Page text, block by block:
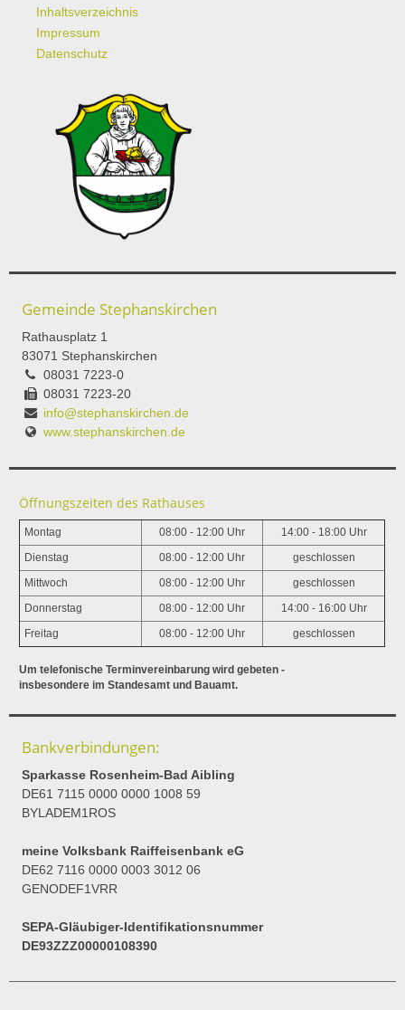
Inhaltsverzeichnis
Impressum
Datenschutz
Gemeinde Stephanskirchen
Rathausplatz 1
83071 Stephanskirchen
08031 7223-0
08031 7223-20
info@stephanskirchen.de
www.stephanskirchen.de
Öffnungszeiten des Rathauses
Montag 08:00 - 12:00 Uhr 14:00 - 18:00 Uhr
Dienstag 08:00 - 12:00 Uhr geschlossen
Mittwoch 08:00 - 12:00 Uhr geschlossen
Donnerstag 08:00 - 12:00 Uhr 14:00 - 16:00 Uhr
Freitag 08:00 - 12:00 Uhr geschlossen
Um telefonische Terminvereinbarung wird gebeten -
insbesondere im Standesamt und Bauamt.
Bankverbindungen:
Sparkasse Rosenheim-Bad Aibling
DE61 7115 0000 0000 1008 59
BYLADEM1ROS
meine Volksbank Raiffeisenbank eG
DE62 7116 0000 0003 3012 06
GENODEF1VRR
SEPA-Gläubiger-Identifikationsnummer
DE93ZZZ00000108390